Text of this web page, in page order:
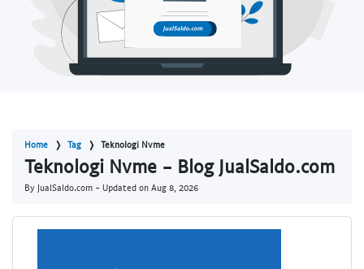
Home Tag Teknologi Nvme
Teknologi Nvme - Blog JualSaldo.com
By JualSaldo.com - Updated on Aug 8, 2026